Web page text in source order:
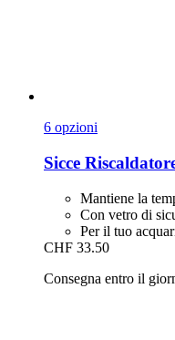
6 opzioni
Sicce
Mantiene la
Con vetro di
Per il tuo
CHF 33.50
Consegna entro il